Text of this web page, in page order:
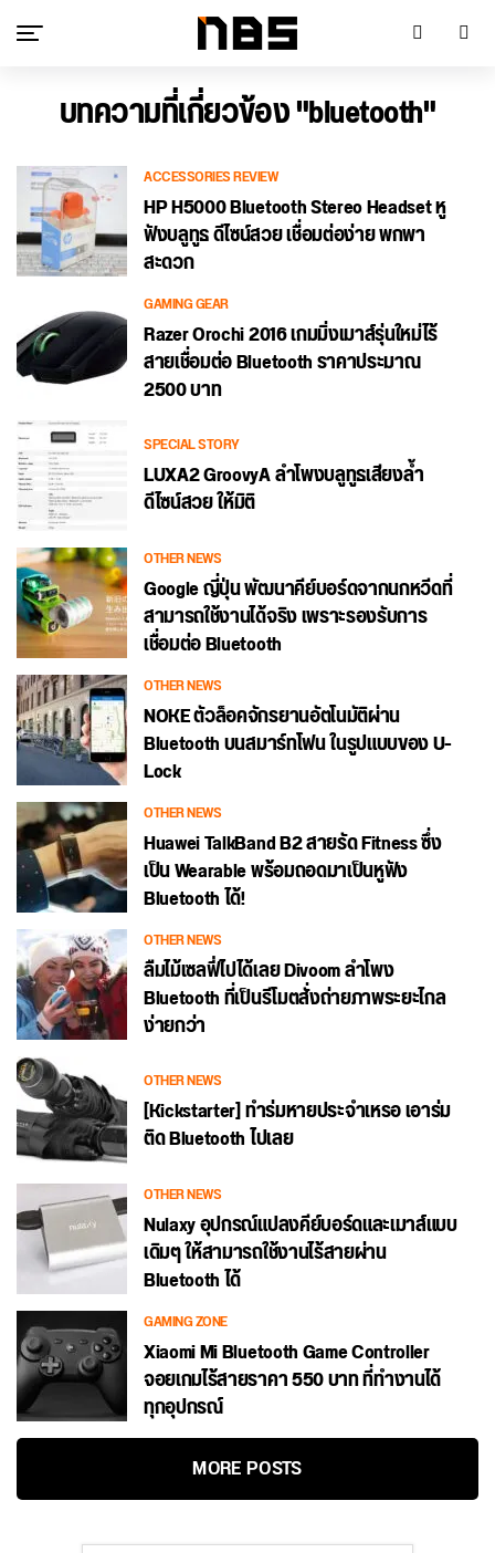
บทความที่เกี่ยวข้อง "bluetooth"
ACCESSORIES REVIEW
HP H5000 Bluetooth Stereo Headset หู
ฟังบลูทูธ ดีไซน์สวย เชื่อมต่อง่าย พกพา
สะดวก
GAMING GEAR
Razer Orochi 2016 เกมมิ่งเมาส์รุ่นใหม่ไร้
สายเชื่อมต่อ Bluetooth ราคาประมาณ
2500 บาท
SPECIAL STORY
LUXA2 GroovyA ลำโพงบลูทูธเสียงล้ำ
ดีไซน์สวย ให้มิติ
OTHER NEWS
Google ญี่ปุ่น พัฒนาคีย์บอร์ดจากนกหวีดที่
สามารถใช้งานได้จริง เพราะรองรับการ
เชื่อมต่อ Bluetooth
OTHER NEWS
NOKE ตัวล็อคจักรยานอัตโนมัติผ่าน
Bluetooth บนสมาร์ทโฟน ในรูปแบบของ U-
Lock
OTHER NEWS
Huawei TalkBand B2 สายรัด Fitness ซึ่ง
เป็น Wearable พร้อมถอดมาเป็นหูฟัง
Bluetooth ได้!
OTHER NEWS
ลืมไม้เซลฟี่ไปได้เลย Divoom ลำโพง
Bluetooth ที่เป็นรีโมตสั่งถ่ายภาพระยะไกล
ง่ายกว่า
OTHER NEWS
[Kickstarter] ทำร่มหายประจำเหรอ เอาร่ม
ติด Bluetooth ไปเลย
OTHER NEWS
Nulaxy อุปกรณ์แปลงคีย์บอร์ดและเมาส์แบบ
เดิมๆ ให้สามารถใช้งานไร้สายผ่าน
Bluetooth ได้
GAMING ZONE
Xiaomi Mi Bluetooth Game Controller
จอยเกมไร้สายราคา 550 บาท ที่ทำงานได้
ทุกอุปกรณ์
MORE POSTS